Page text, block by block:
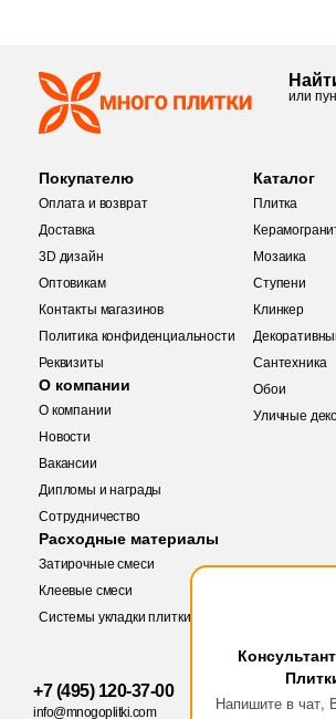
Напишите в чат,
Купить в 1 клик
Заявка на бесплатный 3D
Обратная связь
Ваше имя
или
Покупателю
Оплата и возврат
Доставка
3D дизайн
Оптовикам
Контакты магазинов
Политика конфиденциальности
Реквизиты
О компании
О компании
Новости
Вакансии
Дипломы и награды
Сотрудничество
Расходные материалы
Затирочные смеси
Клеевые смеси
Системы укладки плитки
Каталог
Плитка
Мозаика
Ступени
Клинкер
Сантехника
Обои
Уличные
+7 (495) 120-37-00
info@mnogoplitki.com